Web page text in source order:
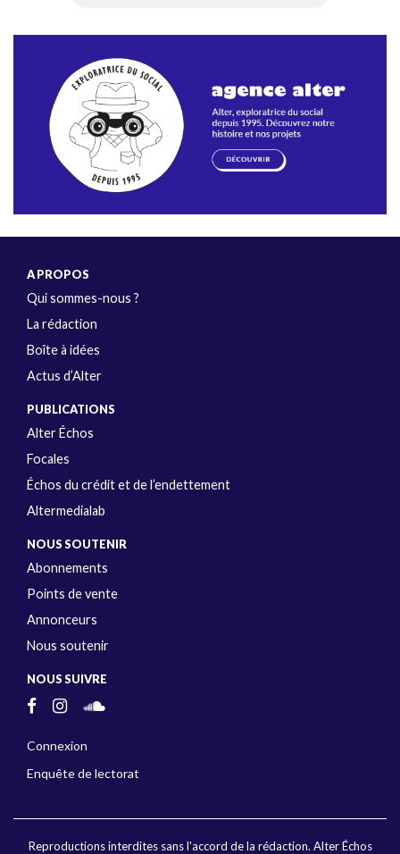
A PROPOS
Qui sommes-nous ?
La rédaction
Boîte à idées
Actus d’Alter
PUBLICATIONS
Alter Échos
Focales
Échos du crédit et de l’endettement
Altermedialab
NOUS SOUTENIR
Abonnements
Points de vente
Annonceurs
Nous soutenir
NOUS SUIVRE
Connexion
Enquête de lectorat
Reproductions interdites sans l'accord de la rédaction. Alter Échos